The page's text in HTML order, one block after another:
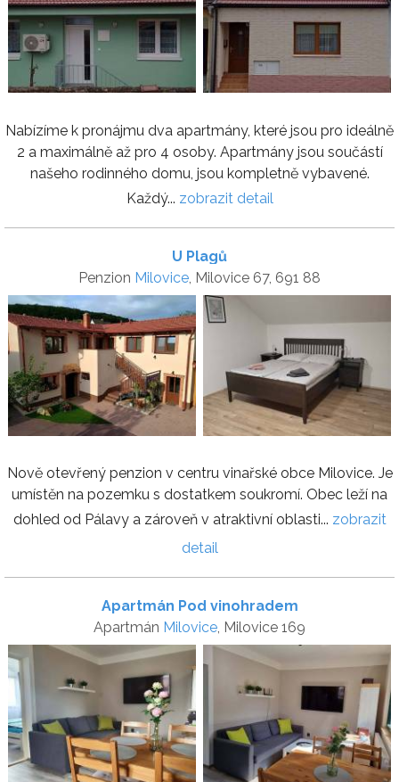
Nabízíme k pronájmu dva apartmány, které jsou pro ideálně
2 a maximálně až pro 4 osoby. Apartmány jsou součástí
našeho rodinného domu, jsou kompletně vybavené.
Každý... zobrazit detail
U Plagů
Penzion Milovice , Milovice 67, 691 88
Nově otevřený penzion v centru vinařské obce Milovice. Je
umístěn na pozemku s dostatkem soukromí. Obec leží na
dohled od Pálavy a zároveň v atraktivní oblasti... zobrazit
detail
Apartmán Pod vinohradem
Apartmán Milovice , Milovice 169